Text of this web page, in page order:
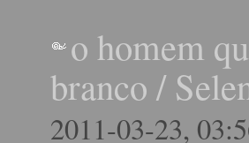
o homem
branco /
2011-03-23,